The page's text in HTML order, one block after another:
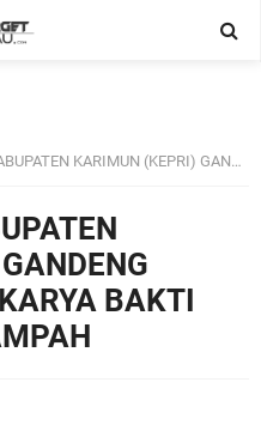
GANDENG SELURUH ORMAS KARYA BAKTI PEMBERSIHAN SAMPAH
BAKTI